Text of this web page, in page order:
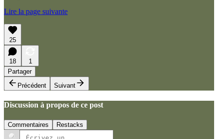
Lire la page suivante
25
18
1
Partager
Précédent
Suivant
Discussion à propos de ce post
Commentaires Restacks